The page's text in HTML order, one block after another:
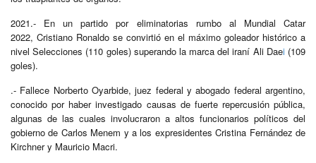
2021.- En un partido por eliminatorias rumbo al Mundial Catar
2022, Cristiano Ronaldo se convirtió en el máximo goleador histórico a
nivel Selecciones (110 goles) superando la marca del iraní Ali Daei (109
goles).
.- Fallece Norberto Oyarbide, juez federal y abogado federal argentino,
conocido por haber investigado causas de fuerte repercusión pública,
algunas de las cuales involucraron a altos funcionarios políticos del
gobierno de Carlos Menem y a los expresidentes Cristina Fernández de
Kirchner y Mauricio Macri.